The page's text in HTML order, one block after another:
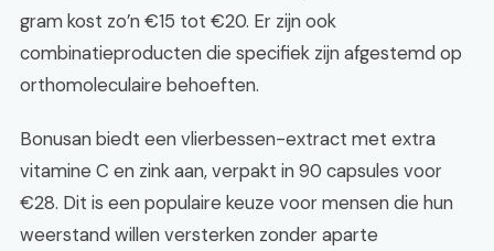
gram kost zo’n €15 tot €20. Er zijn ook
combinatieproducten die specifiek zijn afgestemd op
orthomoleculaire behoeften.
Bonusan biedt een vlierbessen-extract met extra
vitamine C en zink aan, verpakt in 90 capsules voor
€28. Dit is een populaire keuze voor mensen die hun
weerstand willen versterken zonder aparte